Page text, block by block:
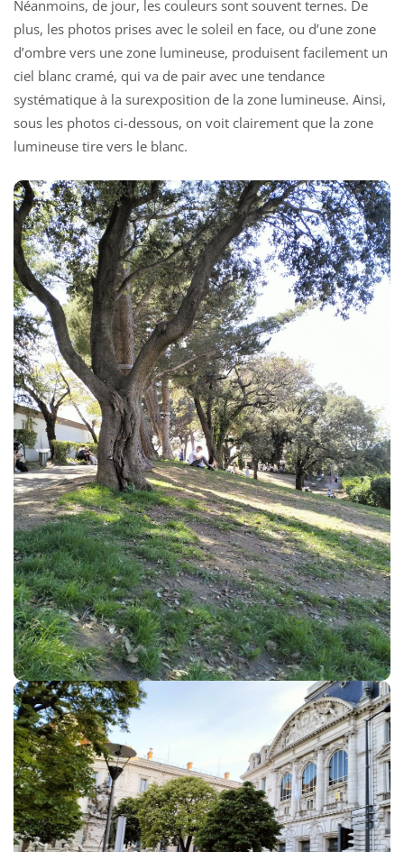
Néanmoins, de jour, les couleurs sont souvent ternes. De
plus, les photos prises avec le soleil en face, ou d’une zone
d’ombre vers une zone lumineuse, produisent facilement un
ciel blanc cramé, qui va de pair avec une tendance
systématique à la surexposition de la zone lumineuse. Ainsi,
sous les photos ci-dessous, on voit clairement que la zone
lumineuse tire vers le blanc.